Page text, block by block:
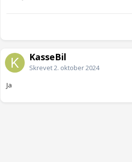
KasseBil
Skrevet2. oktober 2024
Ja